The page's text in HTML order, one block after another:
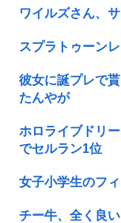
ワイルズさん、
スプラトゥーン
彼女に誕プレで
たんやが
ホロライブドリ
でセルラン1位
女子小学生のフ
チー牛、全く良